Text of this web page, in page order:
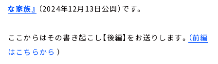
な家族』 （2024年12月13日公開）です。
ここからはその書き起こし【後編】をお送りします。 （前編
はこちらから ）